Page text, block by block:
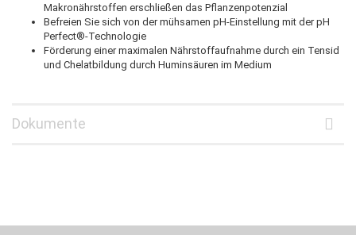
Makronährstoffen erschließen das Pflanzenpotenzial
Befreien Sie sich von der mühsamen pH-Einstellung mit der pH
Perfect®-Technologie
Förderung einer maximalen Nährstoffaufnahme durch ein Tensid
und Chelatbildung durch Huminsäuren im Medium
Dokumente